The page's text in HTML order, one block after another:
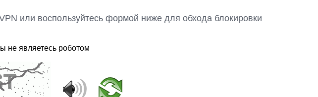
или воспользуйтесь формой ниже для обхода блокировки
не являетесь роботом